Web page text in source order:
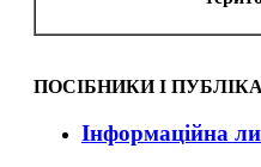
ПОСІБНИКИ І
Інформаційна